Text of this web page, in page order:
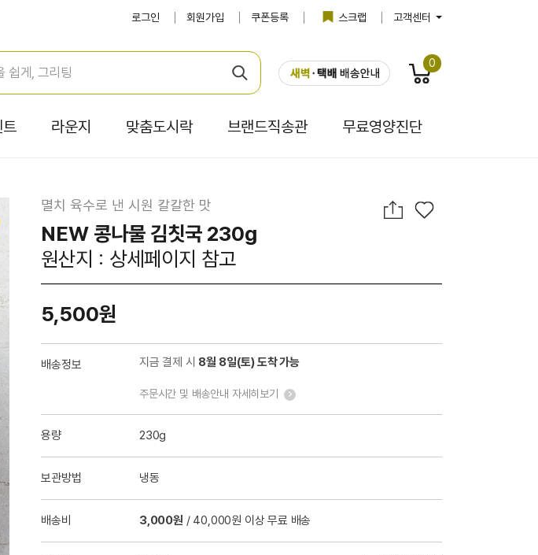
로그인 회원가입 쿠폰등록 스크랩 고객센터
0
라운지 맞춤도시락 브랜드직송관 무료영양진단
멸치 육수로 낸 시원 칼칼한 맛
NEW 콩나물 김칫국 230g
원산지 : 상세페이지 참고
5,500원
배송정보 지금 결제 시 8월 8일(토) 도착 가능
주문시간 및 배송안내 자세히보기
용량 230g
보관방법 냉동
배송비 3,000원 / 40,000원 이상 무료 배송